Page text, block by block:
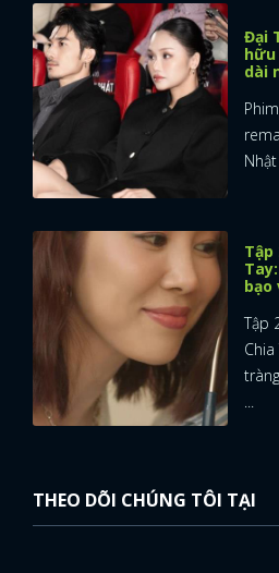
Đại
hữu
dài
Tập
bạo
Tập
THEO DÕI CHÚNG TÔI TẠI